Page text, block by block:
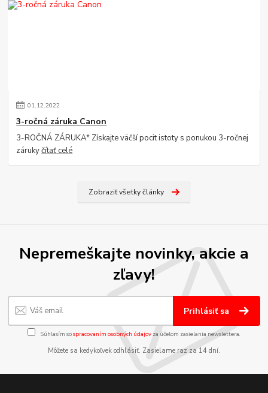
01.12.2022
3-ročná záruka Canon
3-ROČNÁ ZÁRUKA* Získajte väčší pocit istoty s ponukou 3-ročnej
zárukyčítať celé
Zobraziť všetky články
Nepremeškajte novinky, akcie a
zľavy!
Prihlásiť sa
Súhlasím sospracovaním osobných údajov za účelom zasielania newslettera.
Môžete sa kedykoľvek odhlásiť. Zasielame raz za 14 dní.